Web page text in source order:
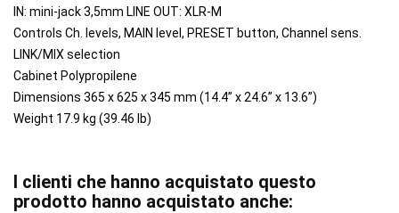
IN: mini-jack 3,5mm LINE OUT: XLR-M
Controls Ch. levels, MAIN level, PRESET button, Channel sens.
LINK/MIX selection
Cabinet Polypropilene
Dimensions 365 x 625 x 345 mm (14.4” x 24.6” x 13.6”)
Weight 17.9 kg (39.46 lb)
I clienti che hanno acquistato questo
prodotto hanno acquistato anche: